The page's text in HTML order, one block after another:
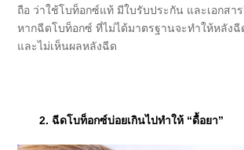
ถือ ว่าใช้โบท็อกซ์แท้ มีใบรับประกัน และเอกสา
หากฉีดโบท็อกซ์ ที่ไม่ได้มาตรฐานจะทำให้หลังฉี
และไม่เห็นผลหลังฉีด
2. ฉีดโบท็อกซ์บ่อยเกินไปทำให้ “ดื้อยา”